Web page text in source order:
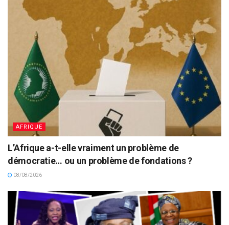
AFRIQUE
L’Afrique a-t-elle vraiment un problème de
démocratie… ou un problème de fondations ?
08/08/2026